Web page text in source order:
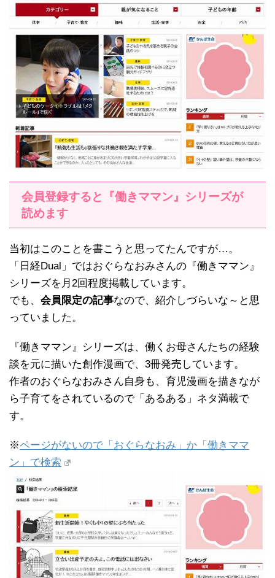
会員登録すると『働きママン』シリーズが
読めます
当初はこのことを書こうと思ってたんですが…。
「日経Dual」ではおぐらなおみさんの『働きママン』
シリーズを月2回程度掲載しています。
でも、 会員限定の記事なので、紹介しづらいな～と思
っていました。
『働きママン』シリーズは、働くお母さんたちの経験
談を元に描いた創作漫画で、3冊発売しています。
作者のおぐらなおみさん自身も、育児漫画を描きなが
ら子育てをされているので「あるある」ネタ満載で
す。
※ページがないので「おぐらなおみ」か「働きママ
ン」で検索